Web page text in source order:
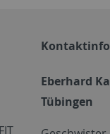
Kontaktinfo
Eberhard
Tübingen